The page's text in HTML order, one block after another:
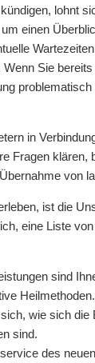
lohnt
einen
Sie
in
Fragen
von
ist die
eine Liste
sind
Heilmethoden.
wie sich
sind.
des